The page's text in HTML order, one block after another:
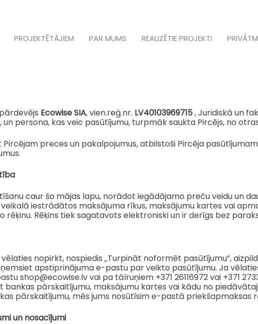
PROJEKTĒTĀJIEM PAR MUMS REALIZĒTIE PROJEKTI
Ecowise SIA, vien.reģ.nr. LV40103969715, Juridiskā un
persona, kas veic pasūtījumu, turpmāk saukta Pircējs, no
preces un pakalpojumus, atbilstoši Pircēja
caur šo mājas lapu, norādot iegādājamo preču veidu un
iestrādātos maksājuma rīkus, maksājumu kartes vai
Rēķins tiek sagatavots elektroniski un ir derīgs bez
nopirkt, nospiedis „Turpināt noformēt pasūtījumu”,
apstiprinājuma e-pastu par veikto pasūtījumu. Ja
shop@ecowise.lv vai pa tālruņiem +371 26116972 vai +371
pārskaitījumu, maksājumu kartes vai kādu no
pārskaitījumu, mēs jums nosūtīsim e-pastā priekšapmaksas
un nosacījumi